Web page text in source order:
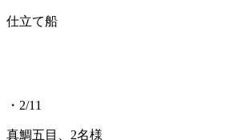
仕立て船
・2/11
真鯛五目、2名様